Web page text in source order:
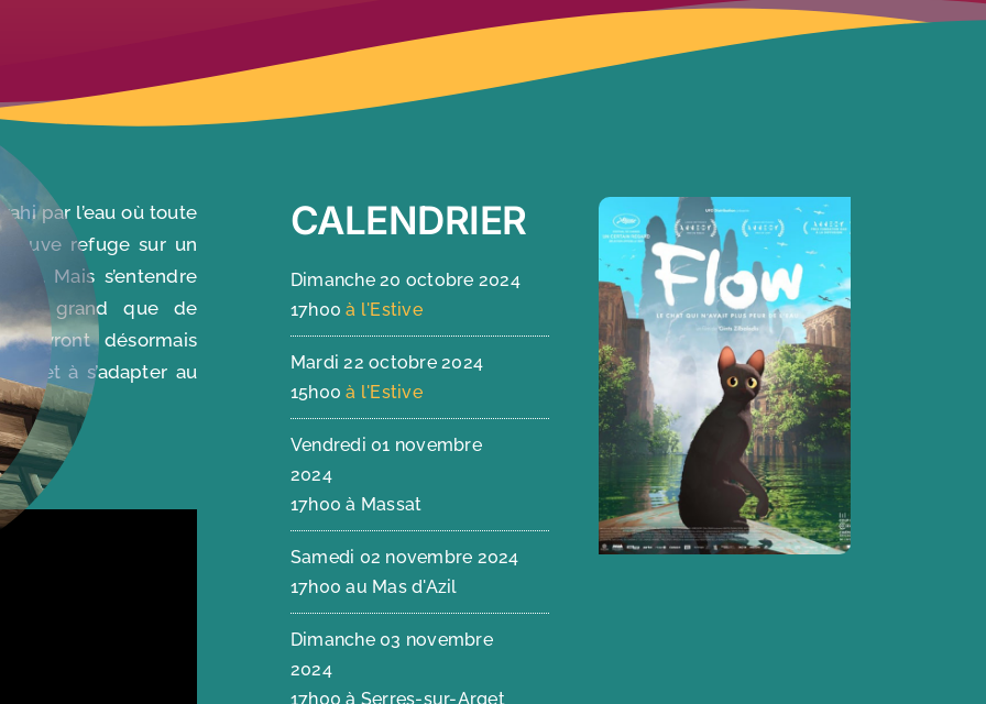
par l’eau où toute
refuge sur un
Mais s’entendre
grand que de
devront désormais
et à s’adapter au
CALENDRIER
Dimanche 20 octobre 2024
17h00à l'Estive
Mardi 22 octobre 2024
15h00à l'Estive
Vendredi 01 novembre
2024
17h00 à Massat
Samedi 02 novembre 2024
17h00 au Mas d'Azil
Dimanche 03 novembre
2024
17h00 à Serres-sur-Arget